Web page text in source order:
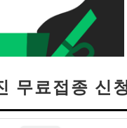
무료접종 신